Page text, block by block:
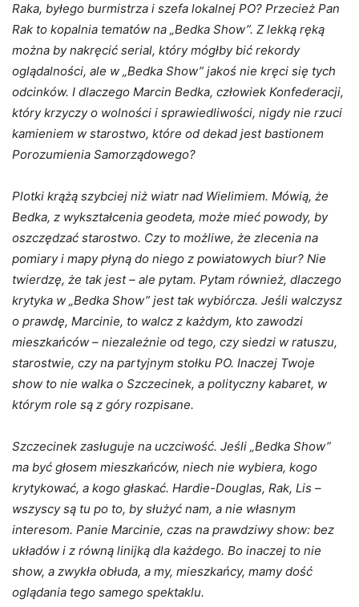
Raka, byłego burmistrza i szefa lokalnej PO? Przecież Pan
Rak to kopalnia tematów na „Bedka Show”. Z lekką ręką
można by nakręcić serial, który mógłby bić rekordy
oglądalności, ale w „Bedka Show” jakoś nie kręci się tych
odcinków. I dlaczego Marcin Bedka, człowiek Konfederacji,
który krzyczy o wolności i sprawiedliwości, nigdy nie rzuci
kamieniem w starostwo, które od dekad jest bastionem
Porozumienia Samorządowego?
Plotki krążą szybciej niż wiatr nad Wielimiem. Mówią, że
Bedka, z wykształcenia geodeta, może mieć powody, by
oszczędzać starostwo. Czy to możliwe, że zlecenia na
pomiary i mapy płyną do niego z powiatowych biur? Nie
twierdzę, że tak jest – ale pytam. Pytam również, dlaczego
krytyka w „Bedka Show” jest tak wybiórcza. Jeśli walczysz
o prawdę, Marcinie, to walcz z każdym, kto zawodzi
mieszkańców – niezależnie od tego, czy siedzi w ratuszu,
starostwie, czy na partyjnym stołku PO. Inaczej Twoje
show to nie walka o Szczecinek, a polityczny kabaret, w
którym role są z góry rozpisane.
Szczecinek zasługuje na uczciwość. Jeśli „Bedka Show”
ma być głosem mieszkańców, niech nie wybiera, kogo
krytykować, a kogo głaskać. Hardie-Douglas, Rak, Lis –
wszyscy są tu po to, by służyć nam, a nie własnym
interesom. Panie Marcinie, czas na prawdziwy show: bez
układów i z równą linijką dla każdego. Bo inaczej to nie
show, a zwykła obłuda, a my, mieszkańcy, mamy dość
oglądania tego samego spektaklu.